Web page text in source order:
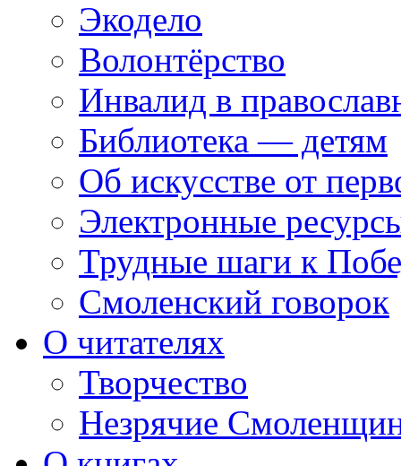
Экодело
Волонтёрство
Инвалид в
Библиотека — детям
Об искусстве от
Электронные
Трудные шаги к
Смоленский говорок
О читателях
Творчество
Незрячие